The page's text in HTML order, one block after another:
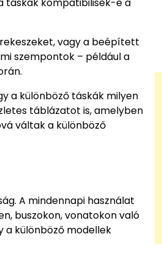
vagy a beépített
szempontok – például a
a különböző táskák milyen
táblázatot is, amelyben
váltak a különböző
A mindennapi használat
buszokon, vonatokon való
a különböző modellek